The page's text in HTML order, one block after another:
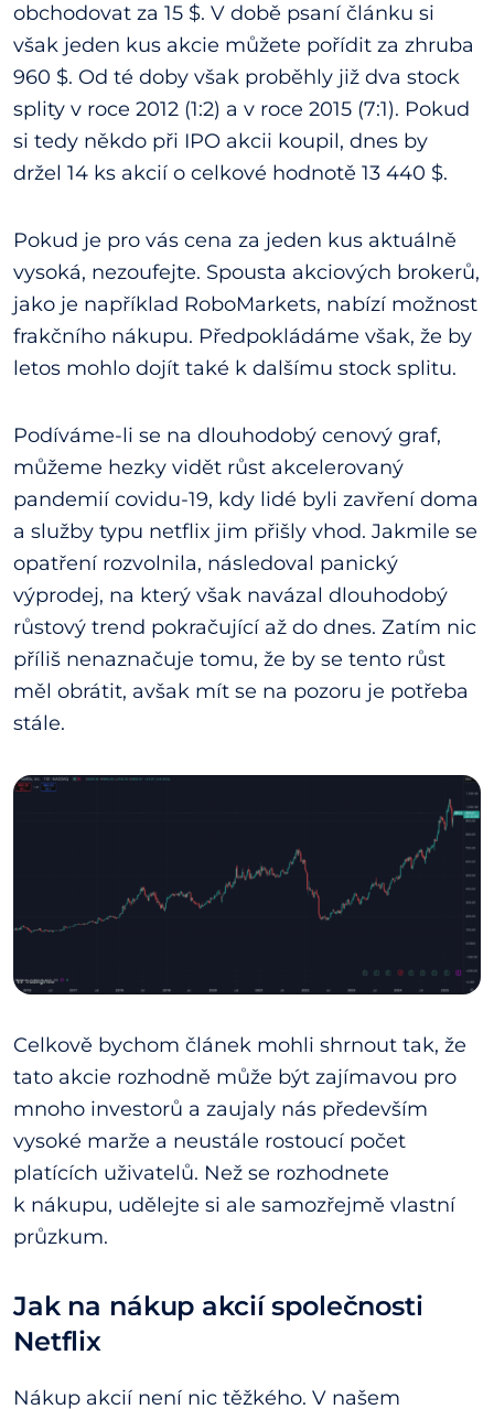
obchodovat za 15 $. V době psaní článku si
však jeden kus akcie můžete pořídit za zhruba
960 $. Od té doby však proběhly již dva stock
splity v roce 2012 (1:2) a v roce 2015 (7:1). Pokud
si tedy někdo při IPO akcii koupil, dnes by
držel 14 ks akcií o celkové hodnotě 13 440 $.
Pokud je pro vás cena za jeden kus aktuálně
vysoká, nezoufejte. Spousta akciových brokerů,
jako je například RoboMarkets, nabízí možnost
frakčního nákupu. Předpokládáme však, že by
letos mohlo dojít také k dalšímu stock splitu.
Podíváme-li se na dlouhodobý cenový graf,
můžeme hezky vidět růst akcelerovaný
pandemií covidu-19, kdy lidé byli zavření doma
a služby typu netflix jim přišly vhod. Jakmile se
opatření rozvolnila, následoval panický
výprodej, na který však navázal dlouhodobý
růstový trend pokračující až do dnes. Zatím nic
příliš nenaznačuje tomu, že by se tento růst
měl obrátit, avšak mít se na pozoru je potřeba
stále.
Celkově bychom článek mohli shrnout tak, že
tato akcie rozhodně může být zajímavou pro
mnoho investorů a zaujaly nás především
vysoké marže a neustále rostoucí počet
platících uživatelů. Než se rozhodnete
k nákupu, udělejte si ale samozřejmě vlastní
průzkum.
Jak na nákup akcií společnosti
Netflix
Nákup akcií není nic těžkého. V našem